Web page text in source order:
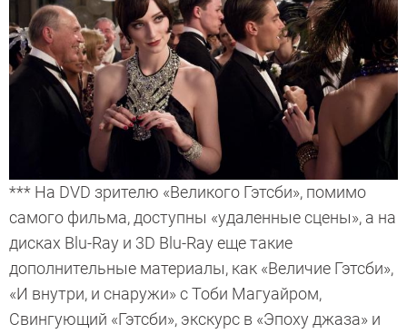
*** На DVD зрителю «Великого Гэтсби», помимо
самого фильма, доступны «удаленные сцены», а на
дисках Blu-Ray и 3D Blu-Ray еще такие
дополнительные материалы, как «Величие Гэтсби»,
«И внутри, и снаружи» с Тоби Магуайром,
Свингующий «Гэтсби», экскурс в «Эпоху джаза» и